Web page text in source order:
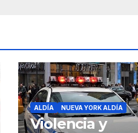
ALDÍA NUEVA YORK ALDÍA
Violencia y